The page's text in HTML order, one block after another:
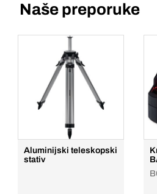
Naše preporuke
Aluminijski teleskopski
stativ